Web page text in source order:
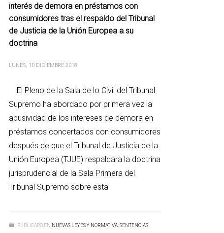
interés de demora en préstamos con
consumidores tras el respaldo del Tribunal
de Justicia de la Unión Europea a su
doctrina
LUNES, 10 DICIEMBRE 2018
El Pleno de la Sala de lo Civil del Tribunal
Supremo ha abordado por primera vez la
abusividad de los intereses de demora en
préstamos concertados con consumidores
después de que el Tribunal de Justicia de la
Unión Europea (TJUE) respaldara la doctrina
jurisprudencial de la Sala Primera del
Tribunal Supremo sobre esta
PUBLICADO EN NUEVAS LEYES Y NORMATIVA,SENTENCIAS,